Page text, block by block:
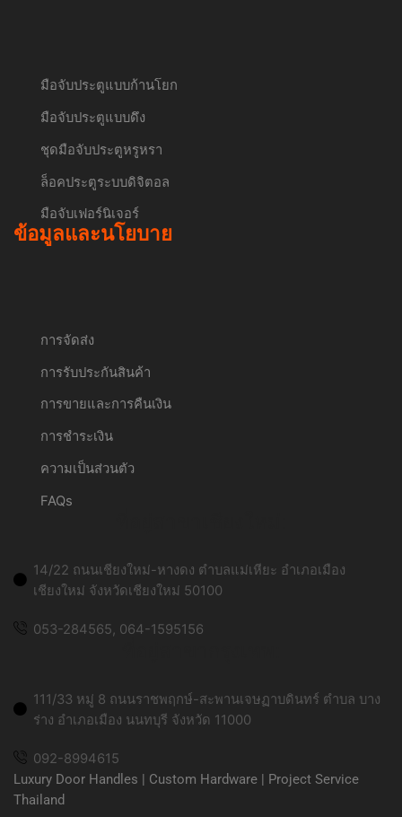
มือจับประตูแบบก้านโยก
มือจับประตูแบบดึง
ชุดมือจับประตูหรูหรา
ล็อคประตูระบบดิจิตอล
มือจับเฟอร์นิเจอร์
ข้อมูลและนโยบาย
การจัดส่ง
การรับประกันสินค้า
การขายและการคืนเงิน
การชำระเงิน
ความเป็นส่วนตัว
FAQs
14/22 ถนนเชียงใหม่-หางดง ตำบลแม่เหียะ อำเภอเมือง
เชียงใหม่ จังหวัดเชียงใหม่ 50100
053-284565, 064-1595156
111/33 หมู่ 8 ถนนราชพฤกษ์-สะพานเจษฏาบดินทร์ ตำบล บาง
ร่าง อำเภอเมือง นนทบุรี จังหวัด 11000
092-8994615
Luxury Door Handles | Custom Hardware | Project Service
Thailand